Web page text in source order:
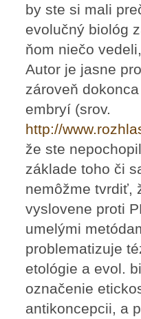
by ste si mali
evolučný biológ
ňom niečo
Autor je jasne
zároveň
embryí (srov.
http://
že ste
základe toho či
nemôžme tvrdiť,
vyslovene proti
umelými
problematizuje
etológie a evol.
označenie
antikoncepcii, a